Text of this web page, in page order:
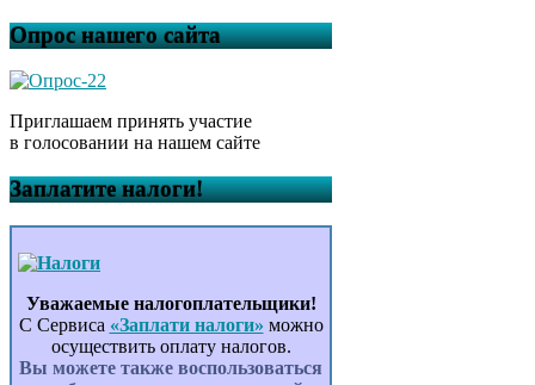
Опрос нашего сайта
Приглашаем принять участие
в голосовании на нашем сайте
Заплатите налоги!
Уважаемые налогоплательщики!
С Сервиса «Заплати налоги» можно
осуществить оплату налогов.
Вы можете также воспользоваться